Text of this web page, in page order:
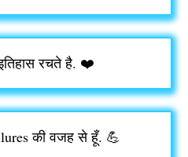
रचते है. ❤️
की वजह से हूँ. 💪